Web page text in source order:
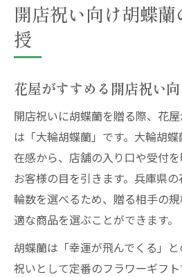
開店祝い向け胡蝶
授
花屋がすすめる開店祝い
開店祝いに胡蝶蘭を贈る際、花
は「大輪胡蝶蘭」です。大輪胡
在感から、店舗の入り口や受付
お客様の目を引きます。兵庫県
輪数を選べるため、贈る相手の
適な商品を選ぶことができます。
胡蝶蘭は「幸運が飛んでくる」
祝いとして定番のフラワーギフ